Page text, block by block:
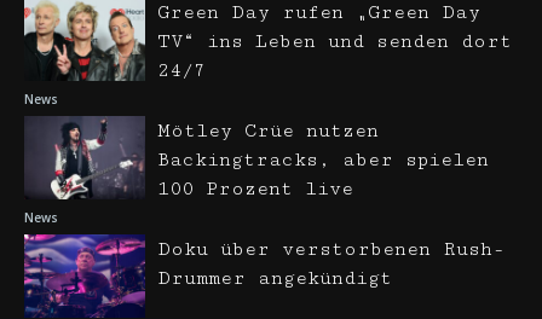
News
Green Day rufen „Green Day
TV“ ins Leben und senden dort
24/7
News
Mötley Crüe nutzen
Backingtracks, aber spielen
100 Prozent live
Doku über verstorbenen Rush-
Drummer angekündigt